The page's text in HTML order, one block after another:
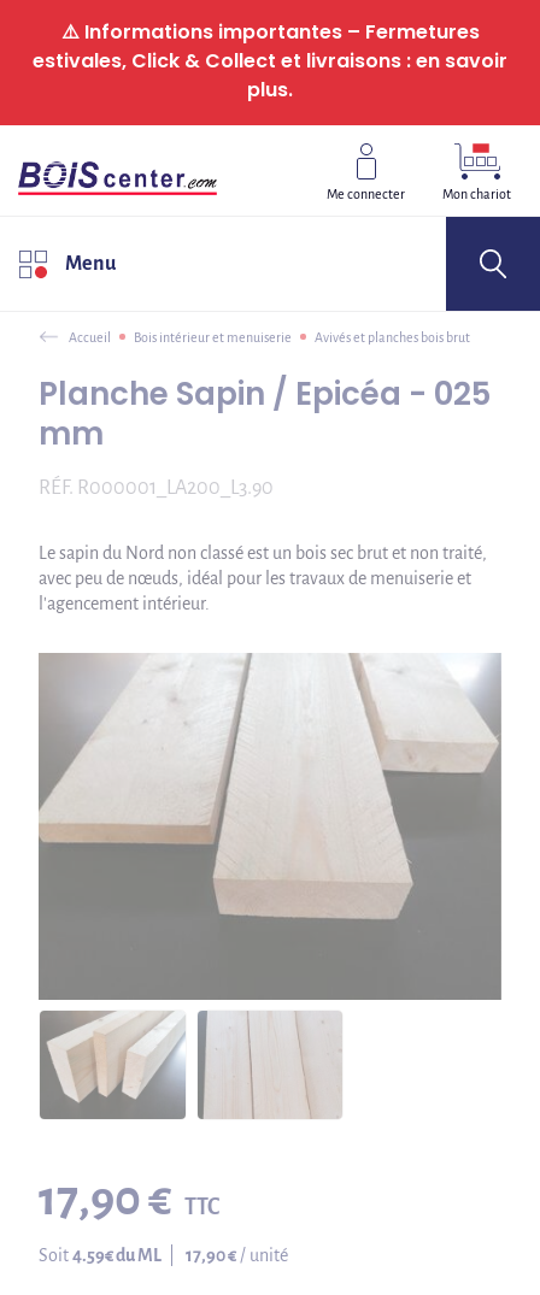
⚠️ Informations importantes – Fermetures
estivales, Click & Collect et livraisons : en savoir
plus.
Me connecter Mon chariot
Menu
Accueil Bois intérieur et menuiserie Avivés et planches bois brut
Planche Sapin / Epicéa - 025
mm
RÉF. R000001_LA200_L3.90
Le sapin du Nord non classé est un bois sec brut et non traité,
avec peu de nœuds, idéal pour les travaux de menuiserie et
l'agencement intérieur.
17,90 € TTC
Soit4.59€ du ML 17,90 € / unité